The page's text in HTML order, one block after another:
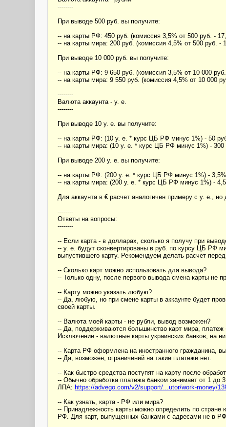
--------
При выводе 500 руб. вы получите:
-- на карты РФ: 450 руб. (комиссия 3,5% от 500 руб. -
-- на карты мира: 200 руб. (комиссия 4,5% от 500 руб.
При выводе 10 000 руб. вы получите:
-- на карты РФ: 9 650 руб. (комиссия 3,5% от 10 000
-- на карты мира: 9 550 руб. (комиссия 4,5% от 10 000
--------
Валюта аккаунта - у. е.
--------
При выводе 10 у. е. вы получите:
-- на карты РФ: (10 у. е. * курс ЦБ РФ минус 1%) - 50
-- на карты мира: (10 у. е. * курс ЦБ РФ минус 1%) - 300
При выводе 200 у. е. вы получите:
-- на карты РФ: (200 у. е. * курс ЦБ РФ минус 1%) -
-- на карты мира: (200 у. е. * курс ЦБ РФ минус 1%) -
Для аккаунта в € расчет аналогичен примеру с у. е.,
--------
Ответы на вопросы:
--------
-- Если карта - в долларах, сколько я получу при
-- у. е. будут сконвертированы в руб. по курсу ЦБ РФ
выпустившего карту. Рекомендуем делать расчет
-- Сколько карт можно использовать для вывода?
-- Только одну, после первого вывода смена карты не
-- Карту можно указать любую?
-- Да, любую, но при смене карты в аккаунте будет
своей карты.
-- Валюта моей карты - не рубли, вывод возможен?
-- Да, поддерживаются большинство карт мира, платеж
Исключение - валютные карты украинских банков, на
-- Карта РФ оформлена на иностранного гражданина,
-- Да, возможен, ограничений на такие платежи нет.
-- Как быстро средства поступят на карту после
-- Обычно обработка платежа банком занимает от 1 до
ЛПА: https://advego.com/v2/support/...utor/work-money/
-- Как узнать, карта - РФ или мира?
-- Принадлежность карты можно определить по стране
РФ. Для карт, выпущенных банками с адресами не в